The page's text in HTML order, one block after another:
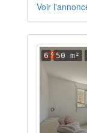
Voir
6 50 m²